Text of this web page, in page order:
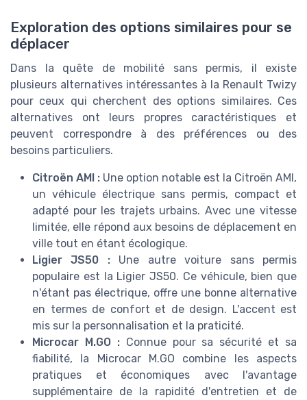
Exploration des options similaires pour se
déplacer
Dans la quête de mobilité sans permis, il existe
plusieurs alternatives intéressantes à la Renault Twizy
pour ceux qui cherchent des options similaires. Ces
alternatives ont leurs propres caractéristiques et
peuvent correspondre à des préférences ou des
besoins particuliers.
Citroën AMI : Une option notable est la Citroën AMI,
un véhicule électrique sans permis, compact et
adapté pour les trajets urbains. Avec une vitesse
limitée, elle répond aux besoins de déplacement en
ville tout en étant écologique.
Ligier JS50 :Une autre voiture sans permis
populaire est la Ligier JS50. Ce véhicule, bien que
n'étant pas électrique, offre une bonne alternative
en termes de confort et de design. L'accent est
mis sur la personnalisation et la praticité.
Microcar M.GO :Connue pour sa sécurité et sa
fiabilité, la Microcar M.GO combine les aspects
pratiques et économiques avec l'avantage
supplémentaire de la rapidité d'entretien et de